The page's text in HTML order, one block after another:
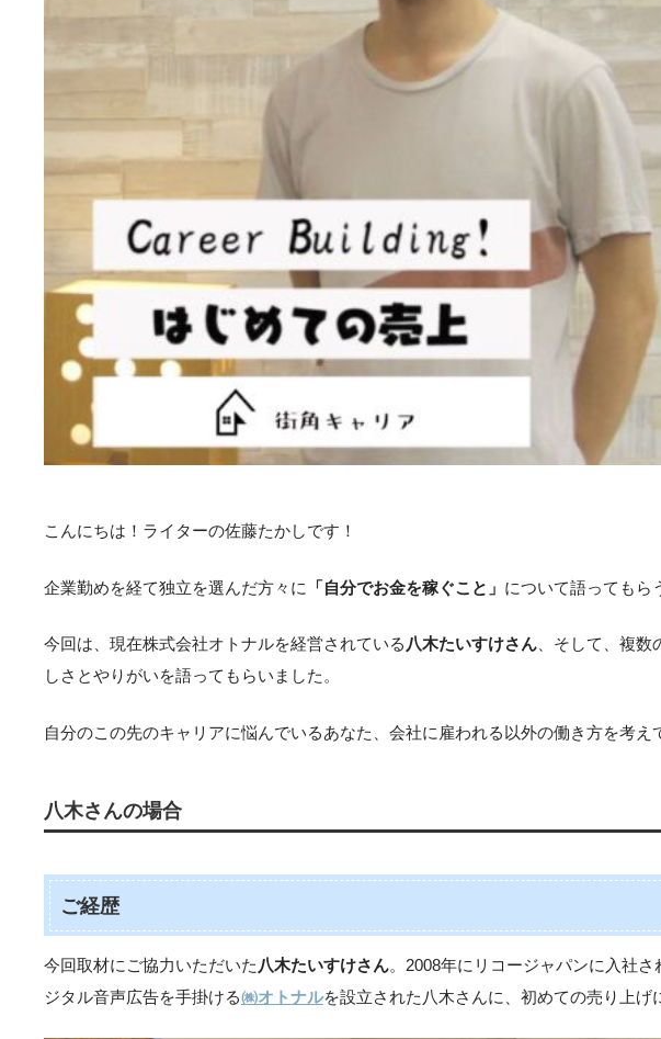
こんにちは！ライターの佐藤たかしです！
企業勤めを経て独立を選んだ方々に 「自分でお金を稼ぐこと」 について語ってもら
今回は、現在株式会社オトナルを経営されている 八木たいすけさん 、そして、複
しさとやりがいを語ってもらいました。
自分のこの先のキャリアに悩んでいるあなた、会社に雇われる以外の働き方を考
八木さんの場合
ご経歴
今回取材にご協力いただいた 八木たいすけさん。2008年にリコージャパンに入社
ジタル音声広告を手掛ける㈱オトナルを設立された八木さんに、初めての売り上げ